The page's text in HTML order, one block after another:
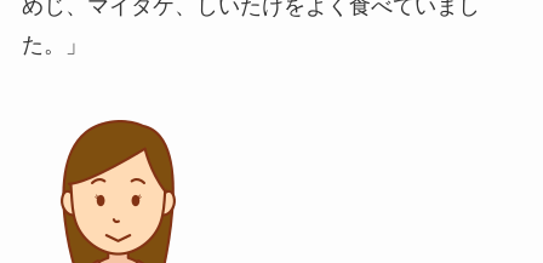
めじ、マイタケ、しいたけをよく食べていまし
た。」